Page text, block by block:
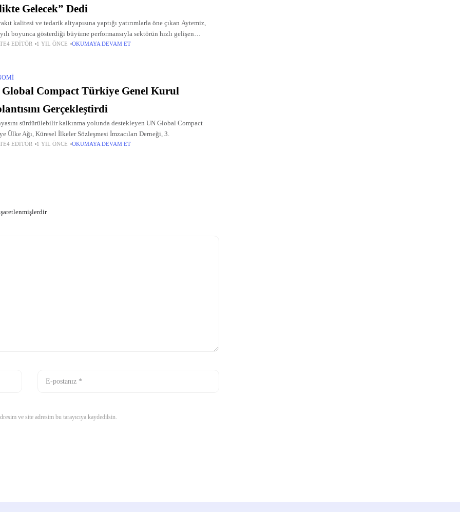
Gelecek” Dedi
kalitesi ve tedarik altyapısına yaptığı yatırımlarla öne çıkan Aytemiz,
boyunca gösterdiği büyüme performansıyla sektörün hızlı gelişen
biri oldu.
EDITÖR 1 YIL ÖNCE OKUMAYA DEVAM ET
Global Compact Türkiye Genel Kurul
Gerçekleştirdi
sürdürülebilir kalkınma yolunda destekleyen UN Global Compact
Ülke Ağı, Küresel İlkeler Sözleşmesi İmzacıları Derneği, 3.
EDITÖR 1 YIL ÖNCE OKUMAYA DEVAM ET
ve site adresim bu tarayıcıya kaydedilsin.